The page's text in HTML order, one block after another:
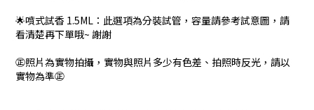
🌟噴式試香 1.5ML：此選項為分裝試管，容量請參考試意圖，請
看清楚再下單哦~ 謝謝
㊣照片為實物拍攝，實物與照片多少有色差、拍照時反光，請以
實物為準㊣